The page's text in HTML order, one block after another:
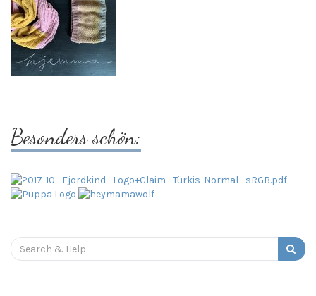
Besonders schön:
Search
for: